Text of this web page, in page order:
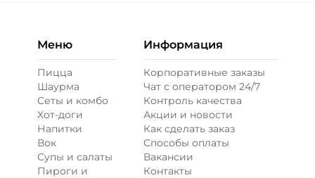
Меню
Пицца
Шаурма
Сеты и комбо
Хот-доги
Напитки
Вок
Супы и салаты
Пироги и
Информация
Корпоративные заказы
Чат с оператором 24/7
Контроль качества
Акции и новости
Как сделать заказ
Способы оплаты
Вакансии
Контакты